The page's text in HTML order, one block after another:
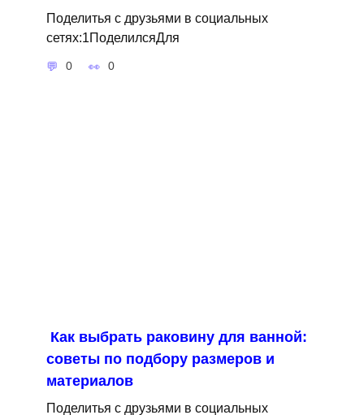
Поделитья с друзьями в социальных
сетях:1ПоделилсяДля
0 0
Как выбрать раковину для ванной:
советы по подбору размеров и
материалов
Поделитья с друзьями в социальных